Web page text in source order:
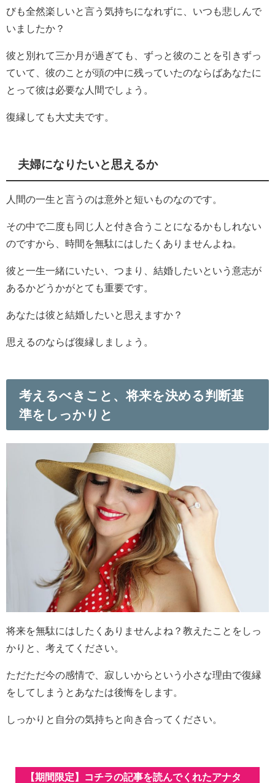
びも全然楽しいと言う気持ちになれずに、いつも悲しんで
いましたか？
彼と別れて三か月が過ぎても、ずっと彼のことを引きずっ
ていて、彼のことが頭の中に残っていたのならばあなたに
とって彼は必要な人間でしょう。
復縁しても大丈夫です。
夫婦になりたいと思えるか
人間の一生と言うのは意外と短いものなのです。
その中で二度も同じ人と付き合うことになるかもしれない
のですから、時間を無駄にはしたくありませんよね。
彼と一生一緒にいたい、つまり、結婚したいという意志が
あるかどうかがとても重要です。
あなたは彼と結婚したいと思えますか？
思えるのならば復縁しましょう。
考えるべきこと、将来を決める判断基
準をしっかりと
将来を無駄にはしたくありませんよね？教えたことをしっ
かりと、考えてください。
ただただ今の感情で、寂しいからという小さな理由で復縁
をしてしまうとあなたは後悔をします。
しっかりと自分の気持ちと向き合ってください。
【期間限定】コチラの記事を読んでくれたアナタ